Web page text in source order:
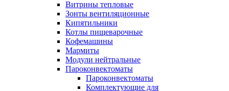
Витрины тепловые
Зонты вентиляционные
Кипятильники
Котлы пищеварочные
Кофемашины
Мармиты
Модули нейтральные
Пароконвектоматы
Пароконвектоматы
Комплектующие для